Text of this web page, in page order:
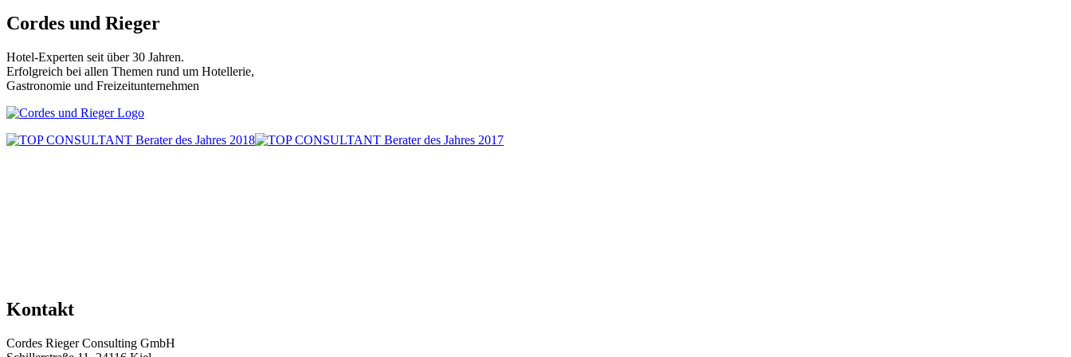
Beiträge
Cordes und Rieger
Hotel-Experten seit über 30 Jahren.
Erfolgreich bei allen Themen rund um Hotellerie,
Gastronomie und Freizeitunternehmen
Kontakt
Cordes Rieger Consulting GmbH